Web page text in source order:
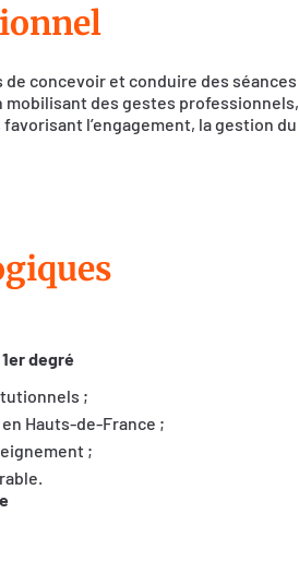
de concevoir et conduire des séances
mobilisant des gestes professionnels,
l’engagement, la gestion du
degré
;
Hauts-de-France ;
;